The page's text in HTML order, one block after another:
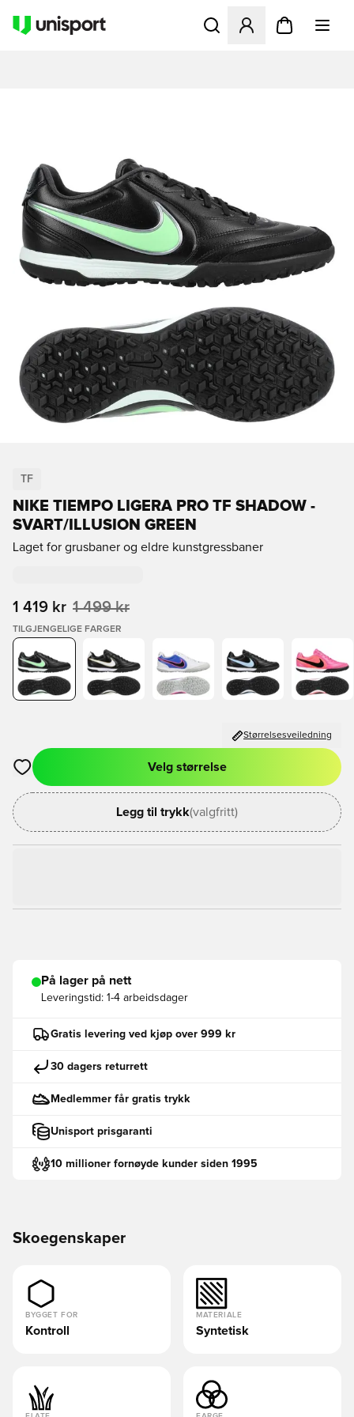
Åpner en Modal for å
TF
NIKE TIEMPO LIGERA PRO TF SHADOW -
SVART/ILLUSION GREEN
Laget for grusbaner og eldre kunstgressbaner
1 419 kr 1 499 kr
TILGJENGELIGE FARGER
Størrelsesveiledning
Åpner en Modal for å logge inn eller registrere deg som
Velg størrelse
Legg til trykk(valgfritt)
På lager på nett
Leveringstid: 1-4 arbeidsdager
Gratis levering ved kjøp over 999 kr
30 dagers returrett
Medlemmer får gratis trykk
Unisport prisgaranti
10 millioner fornøyde kunder siden 1995
Skoegenskaper
BYGGET FOR
Kontroll
MATERIALE
Syntetisk